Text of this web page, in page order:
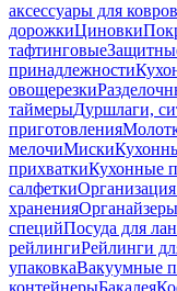
аксессуары для ковров
дорожкиЦиновки
тафтинговые
принадлежности
овощерезки
таймерыДуршлаги,
приготовления
мелочиМиски
прихваткиКухонные
салфетки
хранения
специйПосуда для
рейлингиРейлинги
упаковкаВакуумные
контейнерыБакалея